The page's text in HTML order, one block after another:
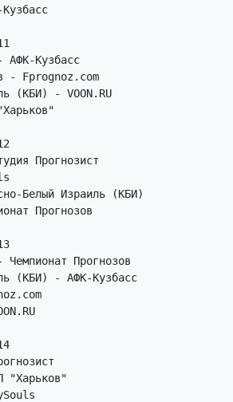
АФК-Кузбасс
- Fprognoz.com
(КБИ) - VOON.RU
Прогнозист
Белый Израиль (КБИ)
Прогнозов
Чемпионат Прогнозов
(КБИ) - АФК-Кузбасс
"Харьков"